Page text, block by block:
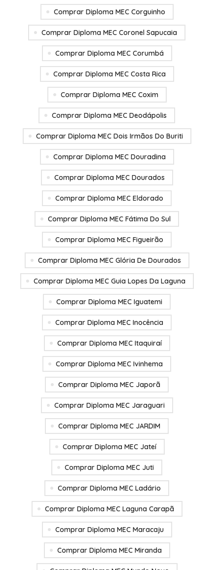
Comprar Diploma MEC Corguinho
Comprar Diploma MEC Coronel Sapucaia
Comprar Diploma MEC Corumbá
Comprar Diploma MEC Costa Rica
Comprar Diploma MEC Coxim
Comprar Diploma MEC Deodápolis
Comprar Diploma MEC Dois Irmãos Do Buriti
Comprar Diploma MEC Douradina
Comprar Diploma MEC Dourados
Comprar Diploma MEC Eldorado
Comprar Diploma MEC Fátima Do Sul
Comprar Diploma MEC Figueirão
Comprar Diploma MEC Glória De Dourados
Comprar Diploma MEC Guia Lopes Da Laguna
Comprar Diploma MEC Iguatemi
Comprar Diploma MEC Inocência
Comprar Diploma MEC Itaquiraí
Comprar Diploma MEC Ivinhema
Comprar Diploma MEC Japorã
Comprar Diploma MEC Jaraguari
Comprar Diploma MEC JARDIM
Comprar Diploma MEC Jateí
Comprar Diploma MEC Juti
Comprar Diploma MEC Ladário
Comprar Diploma MEC Laguna Carapã
Comprar Diploma MEC Maracaju
Comprar Diploma MEC Miranda